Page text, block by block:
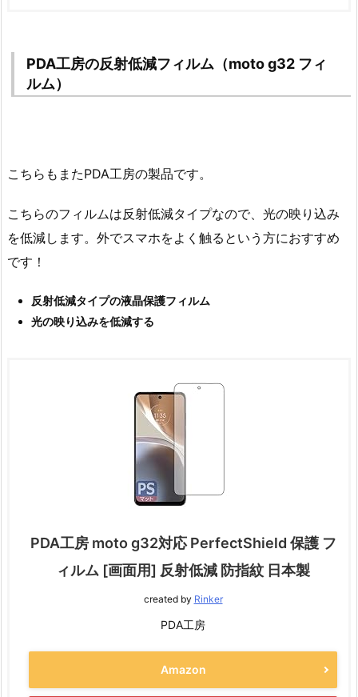
PDA工房の反射低減フィルム（moto g32 フィ
ルム）
こちらもまたPDA工房の製品です。
こちらのフィルムは反射低減タイプなので、光の映り込み
を低減します。外でスマホをよく触るという方におすすめ
です！
反射低減タイプの液晶保護フィルム
光の映り込みを低減する
PDA工房 moto g32対応 PerfectShield 保護 フ
ィルム [画面用] 反射低減 防指紋 日本製
created by Rinker
PDA工房
Amazon